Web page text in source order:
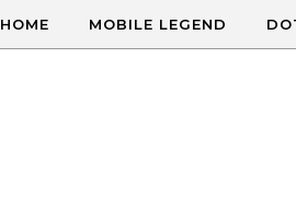
HOME MOBILE LEGEND